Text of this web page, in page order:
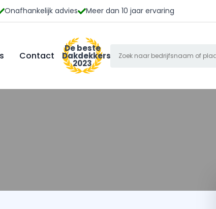
Onafhankelijk advies Meer dan 10 jaar ervaring
Contact
De beste
Dakdekkers
2023